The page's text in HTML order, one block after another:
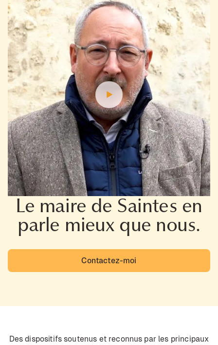
Le maire de Saintes en
parle mieux que nous.
Contactez-moi
Des dispositifs soutenus et reconnus par les principaux